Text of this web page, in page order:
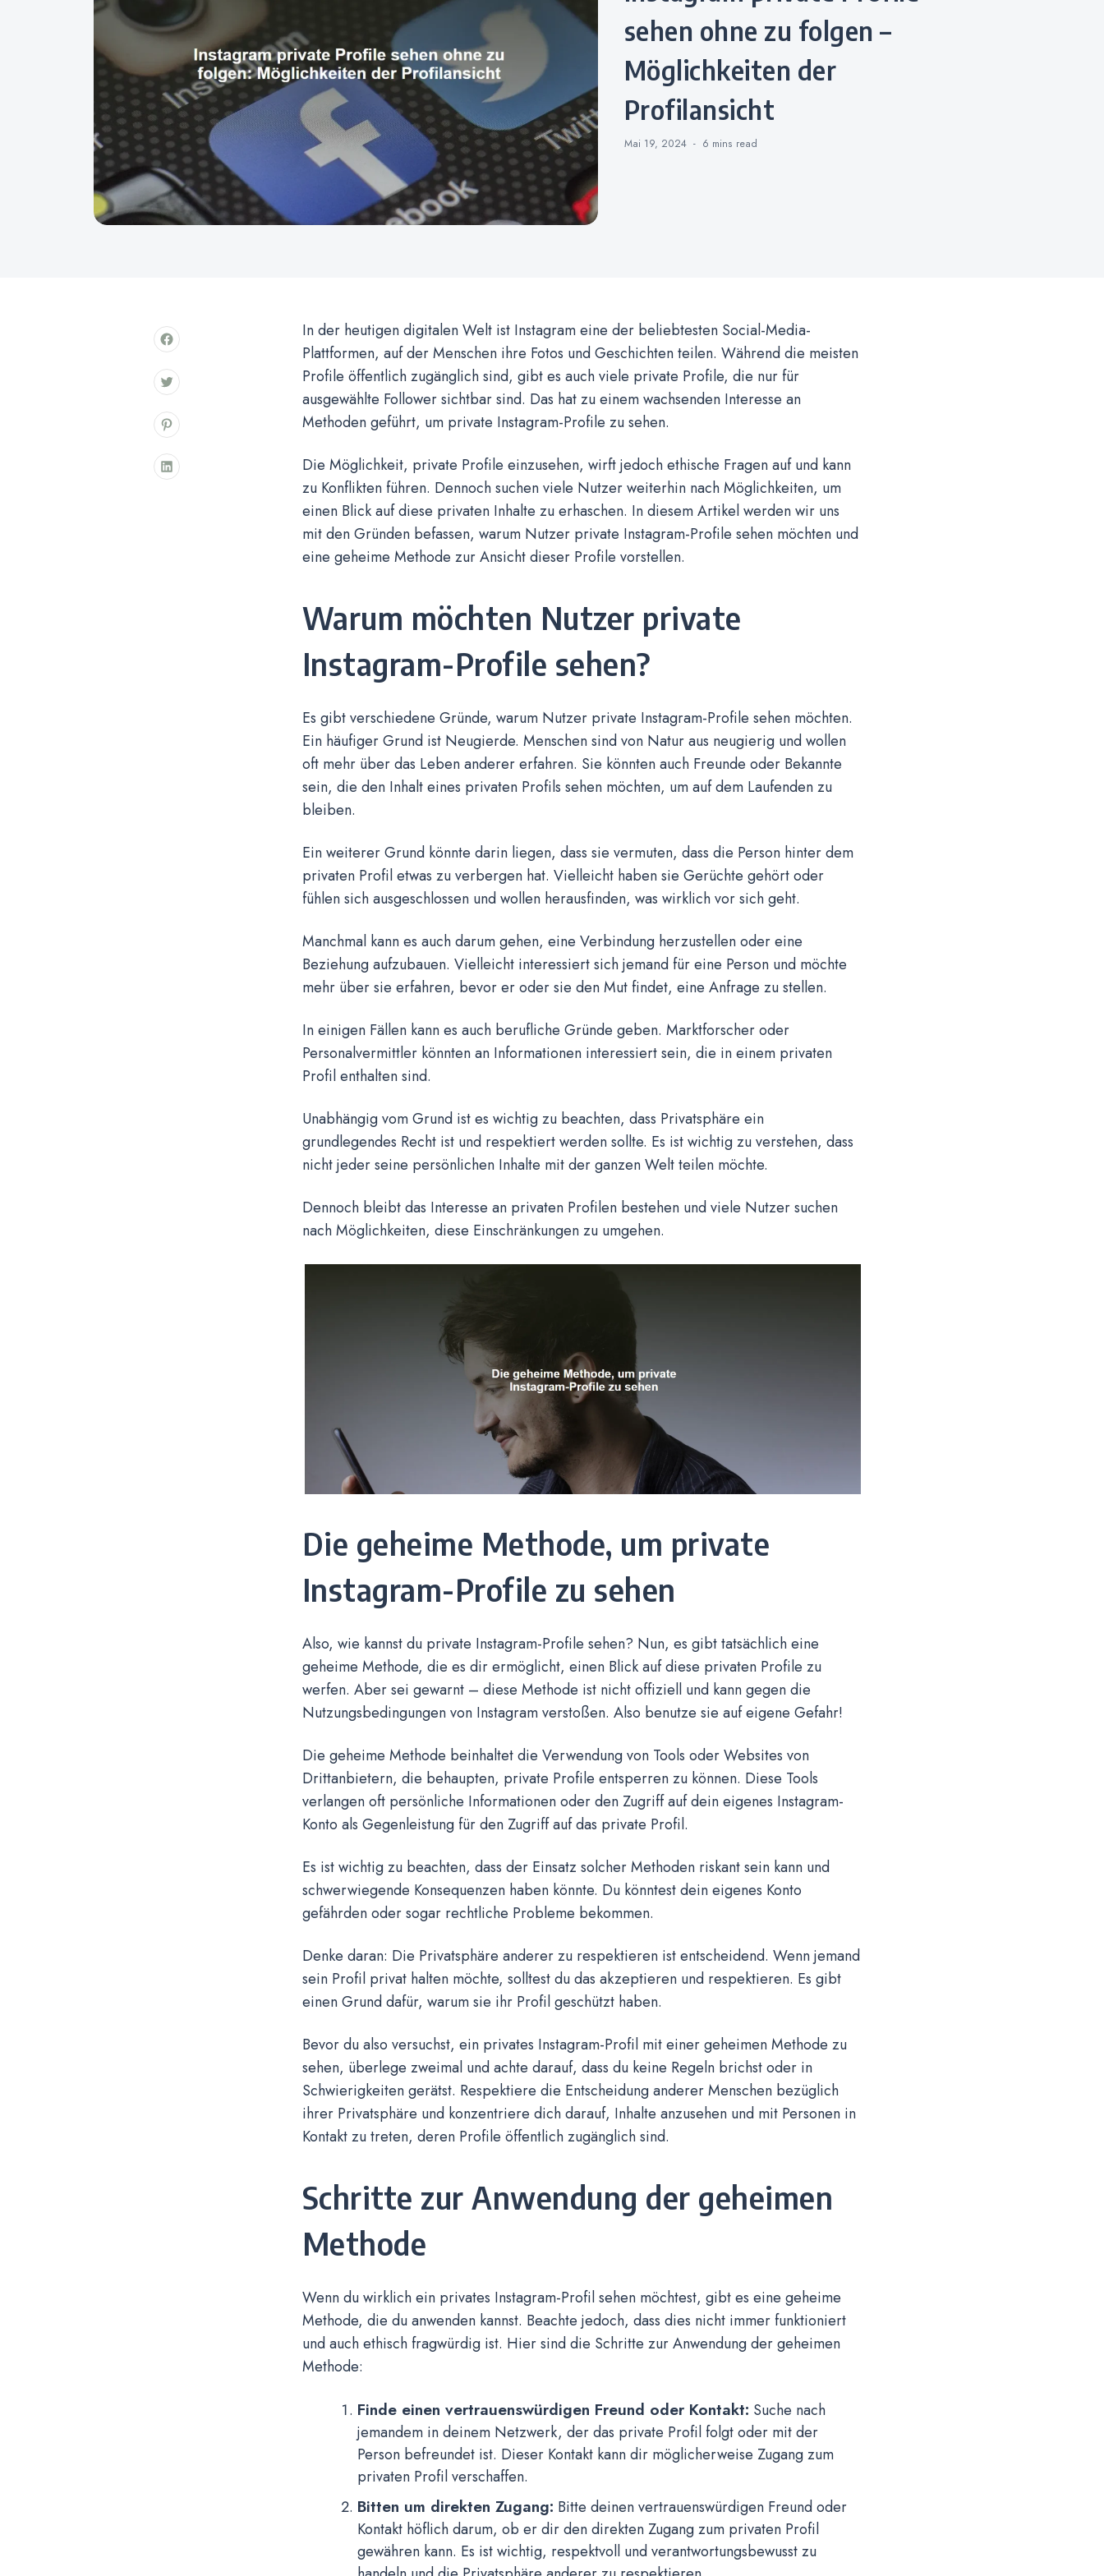
sehen ohne zu folgen –
Möglichkeiten der
Profilansicht
Mai 19, 2024 6 mins read
In der heutigen digitalen Welt ist Instagram eine der beliebtesten Social-Media-
Plattformen, auf der Menschen ihre Fotos und Geschichten teilen. Während die meisten
Profile öffentlich zugänglich sind, gibt es auch viele private Profile, die nur für
ausgewählte Follower sichtbar sind. Das hat zu einem wachsenden Interesse an
Methoden geführt, um private Instagram-Profile zu sehen.
Die Möglichkeit, private Profile einzusehen, wirft jedoch ethische Fragen auf und kann
zu Konflikten führen. Dennoch suchen viele Nutzer weiterhin nach Möglichkeiten, um
einen Blick auf diese privaten Inhalte zu erhaschen. In diesem Artikel werden wir uns
mit den Gründen befassen, warum Nutzer private Instagram-Profile sehen möchten und
eine geheime Methode zur Ansicht dieser Profile vorstellen.
Warum möchten Nutzer private
Instagram-Profile sehen?
Es gibt verschiedene Gründe, warum Nutzer private Instagram-Profile sehen möchten.
Ein häufiger Grund ist Neugierde. Menschen sind von Natur aus neugierig und wollen
oft mehr über das Leben anderer erfahren. Sie könnten auch Freunde oder Bekannte
sein, die den Inhalt eines privaten Profils sehen möchten, um auf dem Laufenden zu
bleiben.
Ein weiterer Grund könnte darin liegen, dass sie vermuten, dass die Person hinter dem
privaten Profil etwas zu verbergen hat. Vielleicht haben sie Gerüchte gehört oder
fühlen sich ausgeschlossen und wollen herausfinden, was wirklich vor sich geht.
Manchmal kann es auch darum gehen, eine Verbindung herzustellen oder eine
Beziehung aufzubauen. Vielleicht interessiert sich jemand für eine Person und möchte
mehr über sie erfahren, bevor er oder sie den Mut findet, eine Anfrage zu stellen.
In einigen Fällen kann es auch berufliche Gründe geben. Marktforscher oder
Personalvermittler könnten an Informationen interessiert sein, die in einem privaten
Profil enthalten sind.
Unabhängig vom Grund ist es wichtig zu beachten, dass Privatsphäre ein
grundlegendes Recht ist und respektiert werden sollte. Es ist wichtig zu verstehen, dass
nicht jeder seine persönlichen Inhalte mit der ganzen Welt teilen möchte.
Dennoch bleibt das Interesse an privaten Profilen bestehen und viele Nutzer suchen
nach Möglichkeiten, diese Einschränkungen zu umgehen.
Die geheime Methode, um private
Instagram-Profile zu sehen
Also, wie kannst du private Instagram-Profile sehen? Nun, es gibt tatsächlich eine
geheime Methode, die es dir ermöglicht, einen Blick auf diese privaten Profile zu
werfen. Aber sei gewarnt – diese Methode ist nicht offiziell und kann gegen die
Nutzungsbedingungen von Instagram verstoßen. Also benutze sie auf eigene Gefahr!
Die geheime Methode beinhaltet die Verwendung von Tools oder Websites von
Drittanbietern, die behaupten, private Profile entsperren zu können. Diese Tools
verlangen oft persönliche Informationen oder den Zugriff auf dein eigenes Instagram-
Konto als Gegenleistung für den Zugriff auf das private Profil.
Es ist wichtig zu beachten, dass der Einsatz solcher Methoden riskant sein kann und
schwerwiegende Konsequenzen haben könnte. Du könntest dein eigenes Konto
gefährden oder sogar rechtliche Probleme bekommen.
Denke daran: Die Privatsphäre anderer zu respektieren ist entscheidend. Wenn jemand
sein Profil privat halten möchte, solltest du das akzeptieren und respektieren. Es gibt
einen Grund dafür, warum sie ihr Profil geschützt haben.
Bevor du also versuchst, ein privates Instagram-Profil mit einer geheimen Methode zu
sehen, überlege zweimal und achte darauf, dass du keine Regeln brichst oder in
Schwierigkeiten gerätst. Respektiere die Entscheidung anderer Menschen bezüglich
ihrer Privatsphäre und konzentriere dich darauf, Inhalte anzusehen und mit Personen in
Kontakt zu treten, deren Profile öffentlich zugänglich sind.
Schritte zur Anwendung der geheimen
Methode
Wenn du wirklich ein privates Instagram-Profil sehen möchtest, gibt es eine geheime
Methode, die du anwenden kannst. Beachte jedoch, dass dies nicht immer funktioniert
und auch ethisch fragwürdig ist. Hier sind die Schritte zur Anwendung der geheimen
Methode:
Finde einen vertrauenswürdigen Freund oder Kontakt: Suche nach
jemandem in deinem Netzwerk, der das private Profil folgt oder mit der
Person befreundet ist. Dieser Kontakt kann dir möglicherweise Zugang zum
privaten Profil verschaffen.
Bitten um direkten Zugang: Bitte deinen vertrauenswürdigen Freund oder
Kontakt höflich darum, ob er dir den direkten Zugang zum privaten Profil
gewähren kann. Es ist wichtig, respektvoll und verantwortungsbewusst zu